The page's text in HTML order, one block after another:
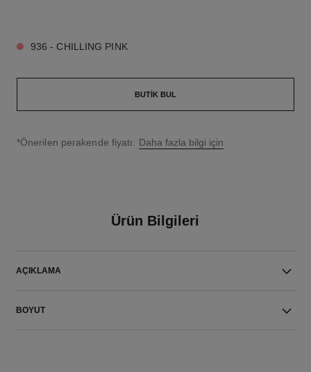
936 - CHILLING PINK
BUTIK BUL
↩
*Önerilen perakende fiyatı. Daha fazla bilgi için
Ürün Bilgileri
AÇIKLAMA
BOYUT